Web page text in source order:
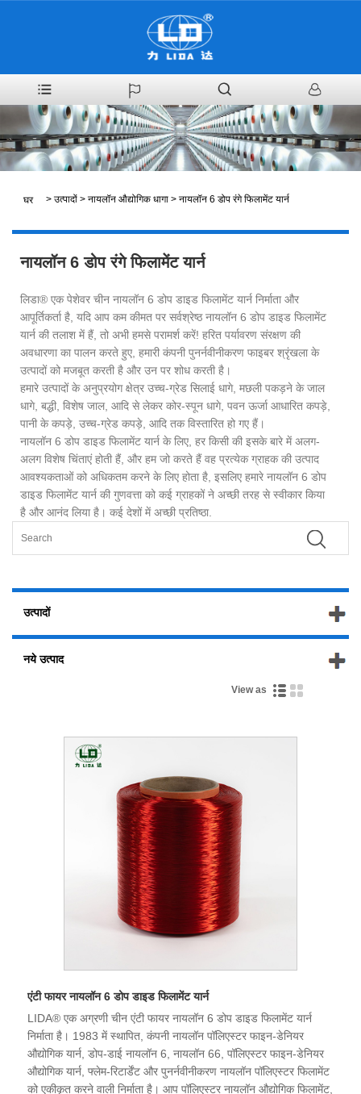
घर > उत्पादों > नायलॉन औद्योगिक धागा > नायलॉन 6 डोप रंगे फिलामेंट यार्न
नायलॉन 6 डोप रंगे फिलामेंट यार्न
लिडा® एक पेशेवर चीन नायलॉन 6 डोप डाइड फिलामेंट यार्न निर्माता और
आपूर्तिकर्ता है, यदि आप कम कीमत पर सर्वश्रेष्ठ नायलॉन 6 डोप डाइड फिलामेंट
यार्न की तलाश में हैं, तो अभी हमसे परामर्श करें! हरित पर्यावरण संरक्षण की
अवधारणा का पालन करते हुए, हमारी कंपनी पुनर्नवीनीकरण फाइबर श्रृंखला के
उत्पादों को मजबूत करती है और उन पर शोध करती है।
हमारे उत्पादों के अनुप्रयोग क्षेत्र उच्च-ग्रेड सिलाई धागे, मछली पकड़ने के जाल
धागे, बद्धी, विशेष जाल, आदि से लेकर कोर-स्पून धागे, पवन ऊर्जा आधारित कपड़े,
पानी के कपड़े, उच्च-ग्रेड कपड़े, आदि तक विस्तारित हो गए हैं।
नायलॉन 6 डोप डाइड फिलामेंट यार्न के लिए, हर किसी की इसके बारे में अलग-
अलग विशेष चिंताएं होती हैं, और हम जो करते हैं वह प्रत्येक ग्राहक की उत्पाद
आवश्यकताओं को अधिकतम करने के लिए होता है, इसलिए हमारे नायलॉन 6 डोप
डाइड फिलामेंट यार्न की गुणवत्ता को कई ग्राहकों ने अच्छी तरह से स्वीकार किया
है और आनंद लिया है। कई देशों में अच्छी प्रतिष्ठा.
उत्पादों
नये उत्पाद
View as
एंटी फायर नायलॉन 6 डोप डाइड फिलामेंट यार्न
LIDA® एक अग्रणी चीन एंटी फायर नायलॉन 6 डोप डाइड फिलामेंट यार्न
निर्माता है। 1983 में स्थापित, कंपनी नायलॉन पॉलिएस्टर फाइन-डेनियर
औद्योगिक यार्न, डोप-डाई नायलॉन 6, नायलॉन 66, पॉलिएस्टर फाइन-डेनियर
औद्योगिक यार्न, फ्लेम-रिटार्डेंट और पुनर्नवीनीकरण नायलॉन पॉलिएस्टर फिलामेंट
को एकीकृत करने वाली निर्माता है। आप पॉलिएस्टर नायलॉन औद्योगिक फिलामेंट,